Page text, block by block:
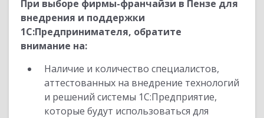
При выборе фирмы-франчайзи в Пензе для
внедрения и поддержки
1С:Предпринимателя, обратите
внимание на:
Наличие и количество специалистов,
аттестованных на внедрение технологий
и решений системы 1С:Предприятие,
которые будут использоваться для